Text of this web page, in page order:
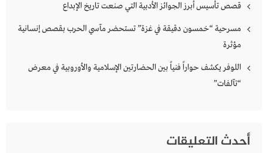
قصص تأسيس أبرز الجوائز الأدبية التي صنعت تاريخ الإبداع
مسرحية “خمسون دقيقة في غزة” تستحضر مآسي الحرب بقصص إنسانية
مؤثرة
اللوفر يكشف حواراً فنياً بين الحضارتين الإسلامية والأوروبية في معرض
“تآلفات”
أحدث التعليقات